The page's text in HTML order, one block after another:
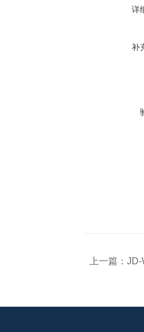
详
补
上一篇： JD-